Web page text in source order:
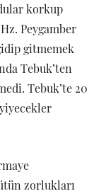
korkup
Peygamber
gitmemek
Tebuk’ten
Tebuk’te 20
zorlukları